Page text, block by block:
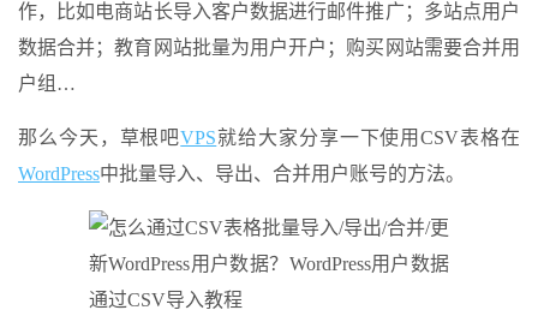
作，比如电商站长导入客户数据进行邮件推广；多站点用户
数据合并；教育网站批量为用户开户；购买网站需要合并用
户组…
那么今天，草根吧VPS就给大家分享一下使用CSV表格在
WordPress中批量导入、导出、合并用户账号的方法。